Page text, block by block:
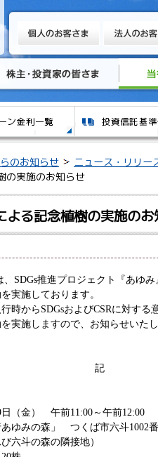
のお知らせ
ニュース・リリー
実施のお知らせ
る記念植樹の実施のお
SDGs推進プロジェクト『あゆみ
実施しております。
時からSDGsおよびCSRに対す
実施しますので、お知らせいたし
記
金） 午前11:00～午前12:00
みの森」 つくば市六斗1002
森の隣接地）